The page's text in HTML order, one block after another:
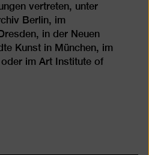
vertreten, unter
Berlin, im
in der Neuen
Kunst in München, im
im Art Institute of